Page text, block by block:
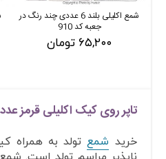
شمع اکلیلی بلند 6 عددی چند رنگ در
جعبه کد 910
۶۵,۲۰۰ تومان
تاپر روی کیک اکلیلی قرمز عدد 9
خرید شمعتولد به همراه